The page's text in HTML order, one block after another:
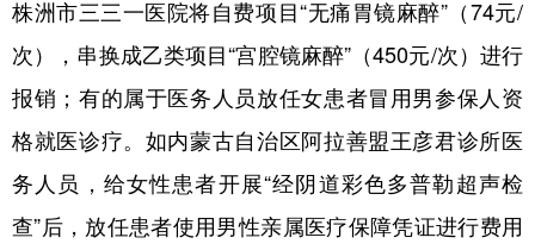
彩票 娱乐 时尚 悦读
公益 一带一路 亚太网 上市公司
文化产业
地方频道
株洲市三三一医院将自费项目“无痛胃镜麻醉”（74元/
次），串换成乙类项目“宫腔镜麻醉”（450元/次）进行
报销；有的属于医务人员放任女患者冒用男参保人资
格就医诊疗。如内蒙古自治区阿拉善盟王彦君诊所医
务人员，给女性患者开展“经阴道彩色多普勒超声检
查”后，放任患者使用男性亲属医疗保障凭证进行费用